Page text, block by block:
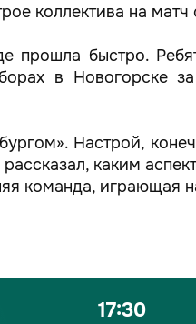
коллектива на
прошла быстро.
в Новогорске
Настрой,
каким
команда, играющая
17:30